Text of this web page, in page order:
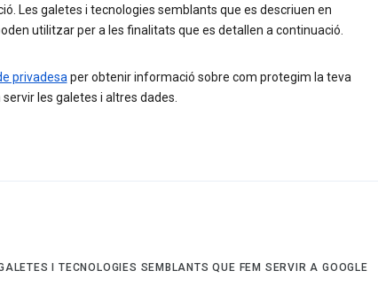
Les galetes i tecnologies semblants que es descriuen en
utilitzar per a les finalitats que es detallen a continuació.
privadesaper obtenir informació sobre com protegim la teva
les galetes i altres dades.
I TECNOLOGIES SEMBLANTS QUE FEM SERVIR A GOOGLE